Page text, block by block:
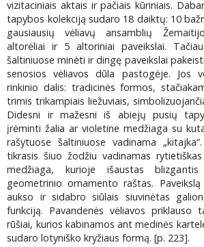
vizitaciniais aktais ir pačiais kūriniais.
tapybos kolekciją sudaro 18 daiktų: 10
gausiausių vėliavų ansamblių
altorėliai ir 5 altoriniai paveikslai.
šaltiniuose minėti ir dingę paveikslai
senosios vėliavos dūla pastogėje. Jos
rinkinio dalis: tradicinės formos,
trimis trikampiais liežuviais,
Didesni ir mažesni iš abiejų pusių
įrėminti žalia ar violetine medžiaga su
rašytuose šaltiniuose vadinama
tikrasis šiuo žodžiu vadinamas
medžiaga, kurioje išaustas
geometrinio ornamento raštas.
aukso ir sidabro siūlais siuvinėtas
funkciją. Pavandenės vėliavos priklauso
rūšiai, kurios kabinamos ant medinės
sudaro lotyniško kryžiaus formą. [p. 223].